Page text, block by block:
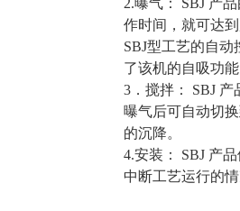
2.曝气： SBJ 产
作时间，就可达
SBJ型工艺的自动
了该机的自吸功
3．搅拌： SBJ
曝气后可自动切
的沉降。
4.安装： SBJ 产
中断工艺运行的